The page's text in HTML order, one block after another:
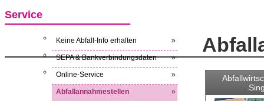
Service
Keine Abfall-Info erhalten »
SEPA & Bankverbindungsdaten »
Online-Service »
Abfallannahmestellen
»